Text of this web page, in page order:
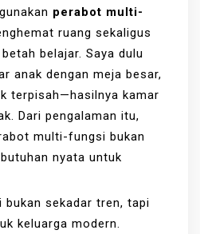
perabot multi-
ruang sekaligus
belajar. Saya dulu
anak dengan meja besar,
terpisah—hasilnya kamar
Dari pengalaman itu,
multi-fungsi bukan
nyata untuk
sekadar tren, tapi
keluarga modern.